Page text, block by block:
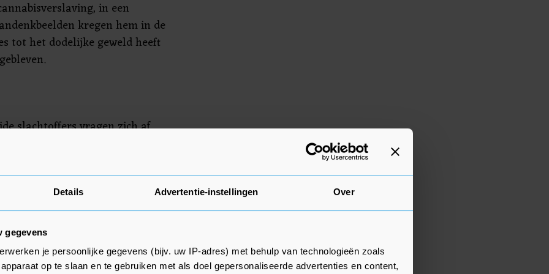
Details Advertentie-instellingen Over
gegevens
je persoonlijke gegevens (bijv. uw IP-adres) met behulp van technologieën zoals
op te slaan en te gebruiken met als doel gepersonaliseerde advertenties en content,
in een
kregen hem in de
tot het dodelijke geweld heeft
slachtoffers vragen zich af
rondlopen, gezien zijn
problemen. In september
een procedure gestart
laten opnemen, maar S.
Rotterdam naar
een tijd lang rond.
te maken met zijn in